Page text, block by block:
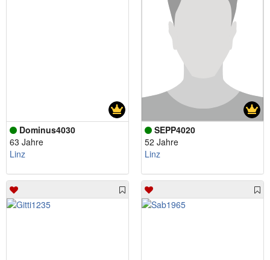
Dominus4030
63 Jahre
Linz
SEPP4020
52 Jahre
Linz